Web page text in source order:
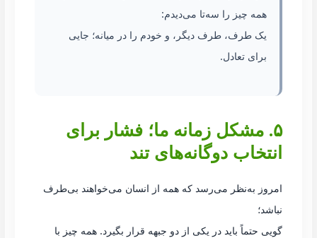
همه چیز را سه‌تا می‌دیدم:
یک طرف، طرف دیگر، و خودم را در میانه؛ جایی
برای تعادل.
۵. مشکل زمانه ما؛ فشار برای
انتخاب دوگانه‌های تند
امروز به‌نظر می‌رسد که همه از انسان می‌خواهند بی‌طرف
نباشد؛
گویی حتماً باید در یکی از دو جبهه قرار بگیرد. همه چیز با